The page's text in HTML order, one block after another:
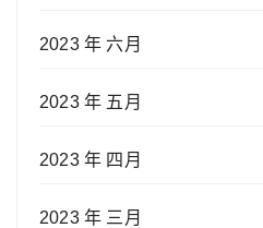
2023 年 六月
2023 年 五月
2023 年 四月
2023 年 三月